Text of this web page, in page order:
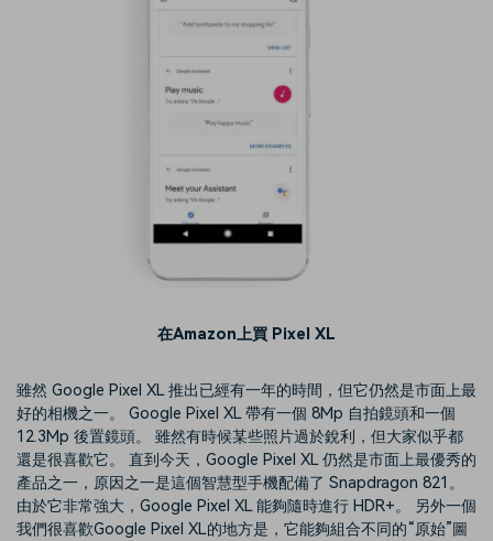
在Amazon上買 Pixel XL
雖然 Google Pixel XL 推出已經有一年的時間，但它仍然是市面上最
好的相機之一。 Google Pixel XL 帶有一個 8Mp 自拍鏡頭和一個
12.3Mp 後置鏡頭。 雖然有時候某些照片過於銳利，但大家似乎都
還是很喜歡它。 直到今天，Google Pixel XL 仍然是市面上最優秀的
產品之一，原因之一是這個智慧型手機配備了 Snapdragon 821。
由於它非常強大，Google Pixel XL 能夠隨時進行 HDR+。 另外一個
我們很喜歡Google Pixel XL的地方是，它能夠組合不同的“原始”圖